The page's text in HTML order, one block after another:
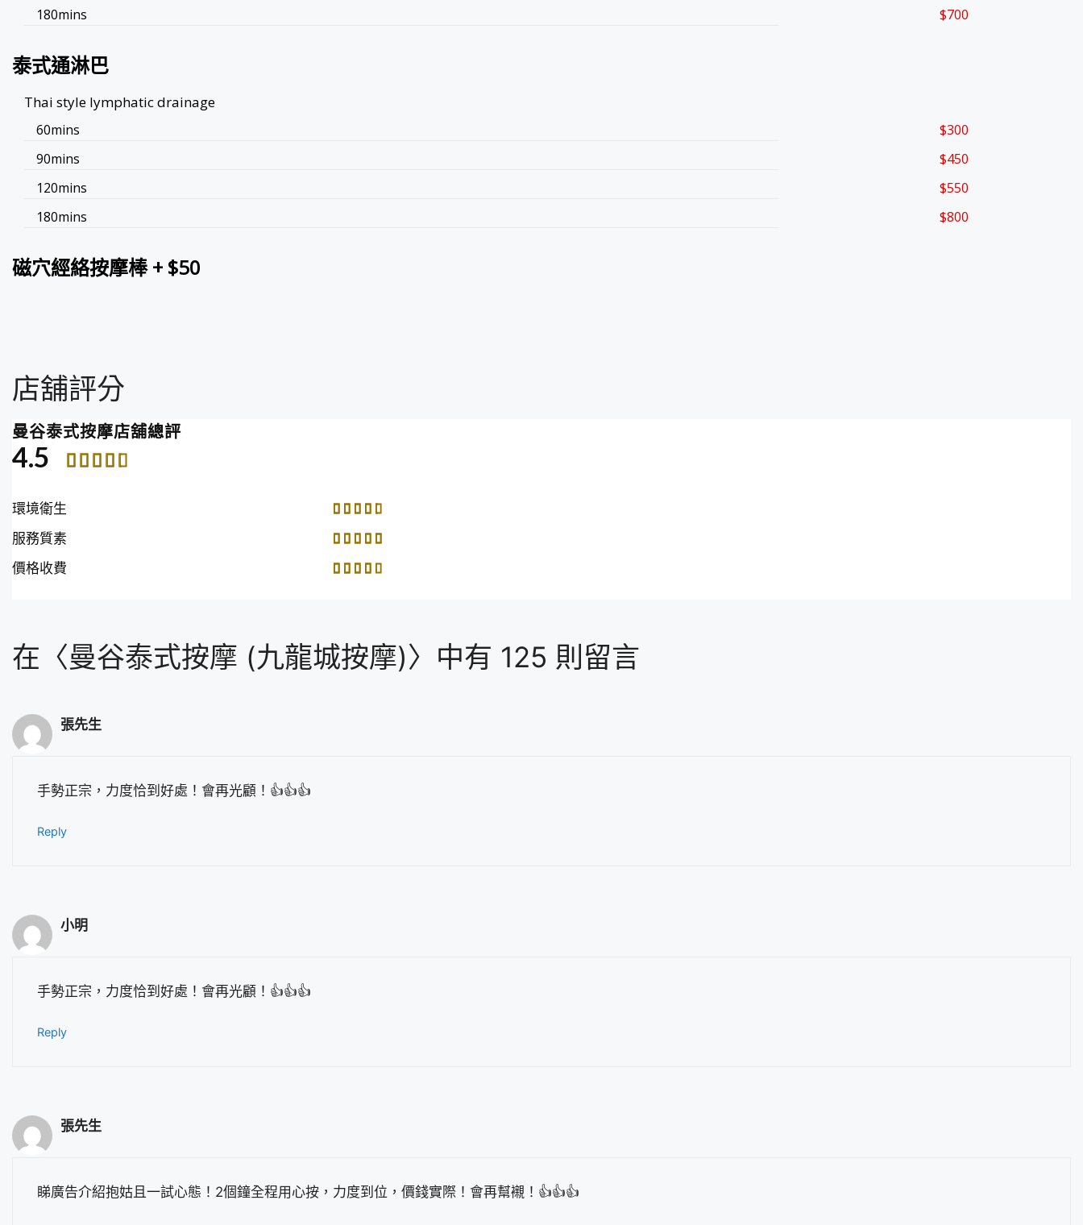
180mins
$700
泰式通淋巴
Thai style lymphatic drainage
60mins
$300
90mins
$450
120mins
$550
180mins
$800
磁穴經絡按摩棒 + $50
店舖評分
曼谷泰式按摩店舖總評
4.5
環境衛生
服務質素
價格收費
在〈曼谷泰式按摩 (九龍城按摩)〉中有 125 則留言
張先生
手勢正宗，力度恰到好處！會再光顧！👍👍👍
Reply
小明
手勢正宗，力度恰到好處！會再光顧！👍👍👍
Reply
張先生
睇廣告介紹抱姑且一試心態！2個鐘全程用心按，力度到位，價錢實際！會再幫襯！👍👍👍